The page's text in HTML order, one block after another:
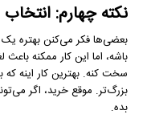
نکته چهارم:
بعضی‌ها فکر می‌کنن بهتره
باشه، اما این کار ممکنه
سخت کنه. بهترین کار اینه که
بزرگ‌تر. موقع خرید، اگر
بده.